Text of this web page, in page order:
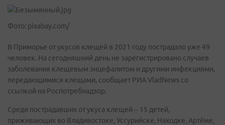
Фото: pixabay.com/
В Приморье от укусов клещей в 2021 году пострадало уже 49
человек. На сегодняшний день не зарегистрировано случаев
заболевания клещевым энцефалитом и другими инфекциями,
передающимися клещами, сообщает РИА VladNews со
ссылкой на Роспотребнадзор.
Среди пострадавших от укуса клещей – 15 детей,
приживающих во Владивостоке, Уссурийске, Находке, Артёме,